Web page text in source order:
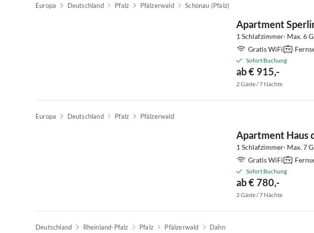
Europa Deutschland Pfalz Pfälzerwald Schönau (Pfalz)
Apartment
1 Schlafzimmer· Max. 6
Gratis WiFi
Sofort Buchung
ab € 915,-
2 Gäste / 7 Nächte
Europa Deutschland Pfalz Pfälzerwald
Apartment Haus
1 Schlafzimmer· Max. 7
Gratis WiFi
Sofort Buchung
ab € 780,-
2 Gäste / 7 Nächte
Deutschland Rheinland-Pfalz Pfalz Pfälzerwald Dahn